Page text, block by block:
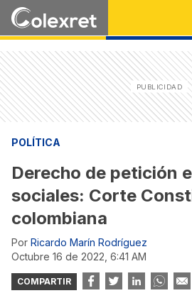
POLÍTICA
Derecho de petición
sociales: Corte
colombiana
Por Ricardo Marín Rodríguez
octubre 16 de 2022, 6:41 AM
COMPARTIR